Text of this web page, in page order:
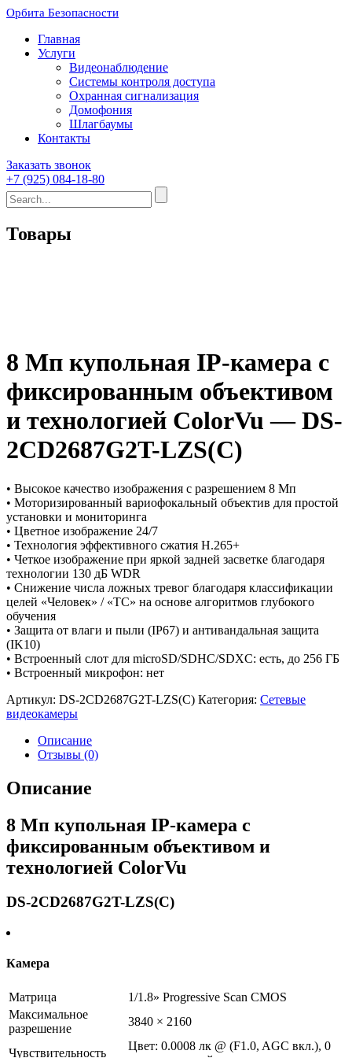
Орбита Безопасности
Главная
Услуги
Видеонаблюдение
Системы контроля доступа
Охранная сигнализация
Домофония
Шлагбаумы
Контакты
Заказать звонок
+7 (925) 084-18-80
Товары
8 Мп купольная IP-камера с
фиксированным объективом
и технологией ColorVu — DS-
2CD2687G2T-LZS(C)
• Высокое качество изображения с разрешением 8 Мп
• Моторизированный вариофокальный объектив для простой
установки и мониторинга
• Цветное изображение 24/7
• Технология эффективного сжатия H.265+
• Четкое изображение при яркой задней засветке благодаря
технологии 130 дБ WDR
• Снижение числа ложных тревог благодаря классификации
целей «Человек» / «ТС» на основе алгоритмов глубокого
обучения
• Защита от влаги и пыли (IP67) и антивандальная защита
(IK10)
• Встроенный слот для microSD/SDHC/SDXC: есть, до 256 ГБ
• Встроенный микрофон: нет
Артикул: DS-2CD2687G2T-LZS(C) Категория: Сетевые
видеокамеры
Описание
Отзывы (0)
Описание
8 Мп купольная IP-камера с
фиксированным объективом и
технологией ColorVu
DS-2CD2687G2T-LZS(C)
Камера
Матрица
1/1.8» Progressive Scan CMOS
Максимальное
разрешение
3840 × 2160
Чувствительность
Цвет: 0.0008 лк @ (F1.0, AGC вкл.), 0